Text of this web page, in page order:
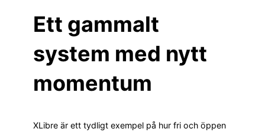
Ett gammalt
system med nytt
momentum
XLibre är ett tydligt exempel på hur fri och öppen